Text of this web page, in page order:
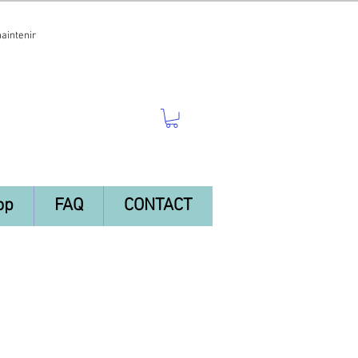
FAQ CONTACT